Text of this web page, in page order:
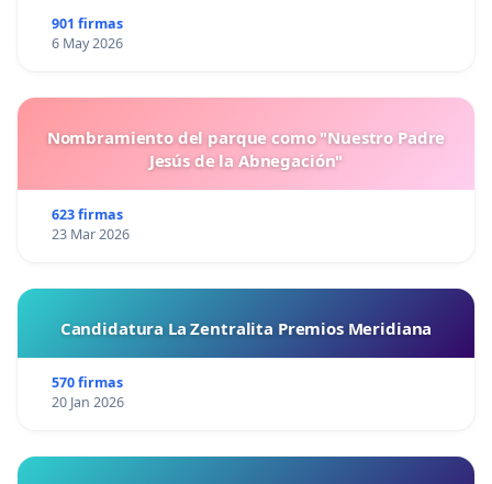
901 firmas
6 May 2026
Nombramiento del parque como "Nuestro Padre
Jesús de la Abnegación"
623 firmas
23 Mar 2026
Candidatura La Zentralita Premios Meridiana
570 firmas
20 Jan 2026